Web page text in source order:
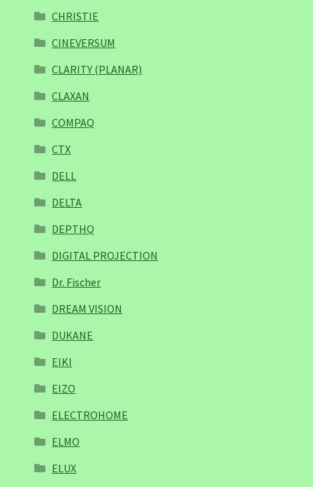
CHRISTIE
CINEVERSUM
CLARITY (PLANAR)
CLAXAN
COMPAQ
CTX
DELL
DELTA
DEPTHQ
DIGITAL PROJECTION
Dr. Fischer
DREAM VISION
DUKANE
EIKI
EIZO
ELECTROHOME
ELMO
ELUX